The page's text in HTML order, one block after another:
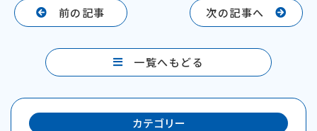
e
b
o
o
k
前の記事
一覧へもどる
次の記事へ
カテゴリー